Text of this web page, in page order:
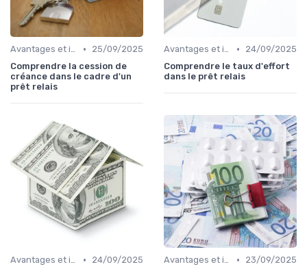
Avantages et inconvénients •
25/09/2025
Comprendre la cession de
créance dans le cadre d'un
prêt relais
Avantages et inconvénients •
24/09/2025
Comprendre le taux d'effort
dans le prêt relais
Avantages et inconvénients •
24/09/2025
Avantages et inconvénients •
23/09/2025